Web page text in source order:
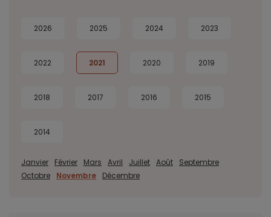
2026 2025 2024 2023
2022 2021 2020 2019
2018 2017 2016 2015
2014
Janvier Février Mars Avril Juillet Août
Septembre
Octobre
Novembre Décembre